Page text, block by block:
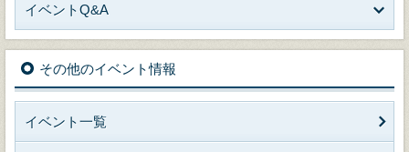
イベントQ&A
その他のイベント情報
イベント一覧